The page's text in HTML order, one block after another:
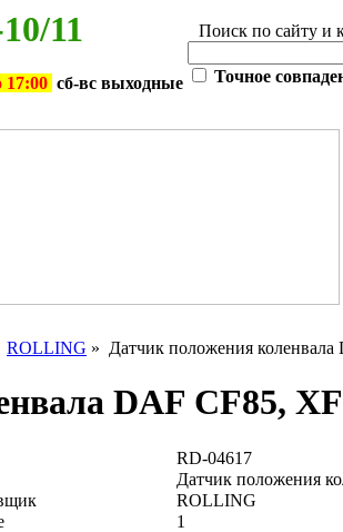
11
17:00 сб-вс выходные
Поиск по сайту и
Точное
ROLLING » Датчик положения
DAF CF85,
RD-04617
Датчик положения
ROLLING
1